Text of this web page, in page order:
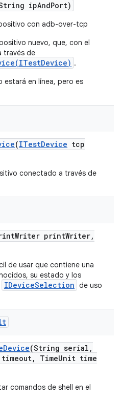
ipAndPort)
con adb-over-tcp
nuevo, que, con el
través de
.
estará en línea, pero es
(ITestDevice tcp
conectado a través de
Writer printWriter,
de usar que contiene una
su estado y los
IDeviceSelection de uso
Device(String serial ,
, TimeUnit time
comandos de shell en el